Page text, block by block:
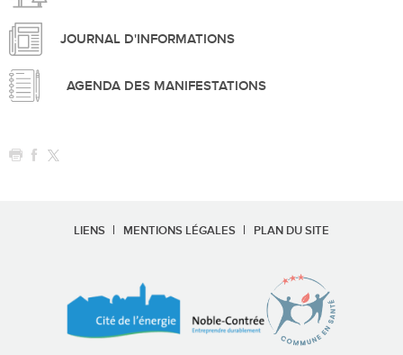
JOURNAL D'INFORMATIONS
AGENDA DES MANIFESTATIONS
LIENS MENTIONS LÉGALES PLAN DU SITE